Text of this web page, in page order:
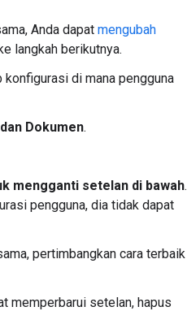
Anda dapat mengubah
langkah berikutnya.
konfigurasi di mana pengguna
Dokumen.
mengganti setelan di bawah.
pengguna, dia tidak dapat
pertimbangkan cara terbaik
memperbarui setelan, hapus